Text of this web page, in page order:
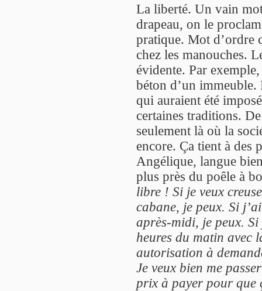
La liberté. Un vain
drapeau, on le
pratique. Mot d’ordre
chez les manouches.
évidente. Par
béton d’un immeuble.
qui auraient été
certaines traditions.
seulement là où la
encore. Ça tient à des
Angélique, langue
plus près du poêle à
libre ! Si je veux
cabane, je peux. Si
après-midi, je peux.
heures du matin avec
autorisation à
Je veux bien me
prix à payer pour que